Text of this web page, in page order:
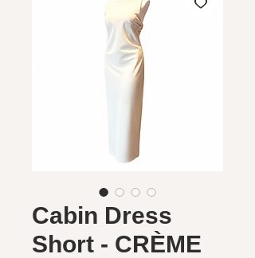
Cabin Dress
Short - CRÈME